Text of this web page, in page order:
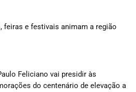
feiras e festivais animam a região
Feliciano vai presidir às
do centenário de elevação a